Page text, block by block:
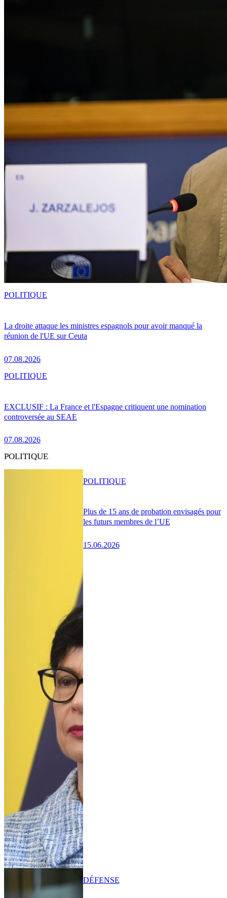
La droite attaque les ministres espagnols pour avoir manqué la
réunion de l'UE sur Ceuta
07.08.2026
POLITIQUE
EXCLUSIF : La France et l'Espagne critiquent une nomination
controversée au SEAE
07.08.2026
POLITIQUE
POLITIQUE
Plus de 15 ans de probation envisagés pour
les futurs membres de l’UE
15.06.2026
POLITIQUE
DÉFENSE